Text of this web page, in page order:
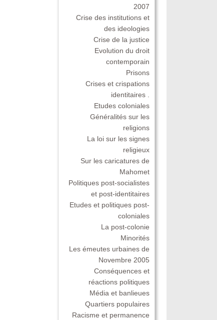
2007
Crise des institutions et
des ideologies
Crise de la justice
Evolution du droit
contemporain
Prisons
Crises et crispations
identitaires .
Etudes coloniales
Généralités sur les
religions
La loi sur les signes
religieux
Sur les caricatures de
Mahomet
Politiques post-socialistes
et post-identitaires
Etudes et politiques post-
coloniales
La post-colonie
Minorités
Les émeutes urbaines de
Novembre 2005
Conséquences et
réactions politiques
Média et banlieues
Quartiers populaires
Racisme et permanence